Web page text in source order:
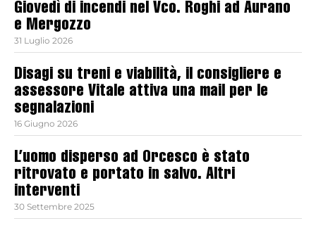
Giovedì di incendi nel Vco. Roghi ad Aurano
e Mergozzo
31 Luglio 2026
Disagi su treni e viabilità, il consigliere e
assessore Vitale attiva una mail per le
segnalazioni
16 Giugno 2026
L’uomo disperso ad Orcesco è stato
ritrovato e portato in salvo. Altri
interventi
30 Settembre 2025